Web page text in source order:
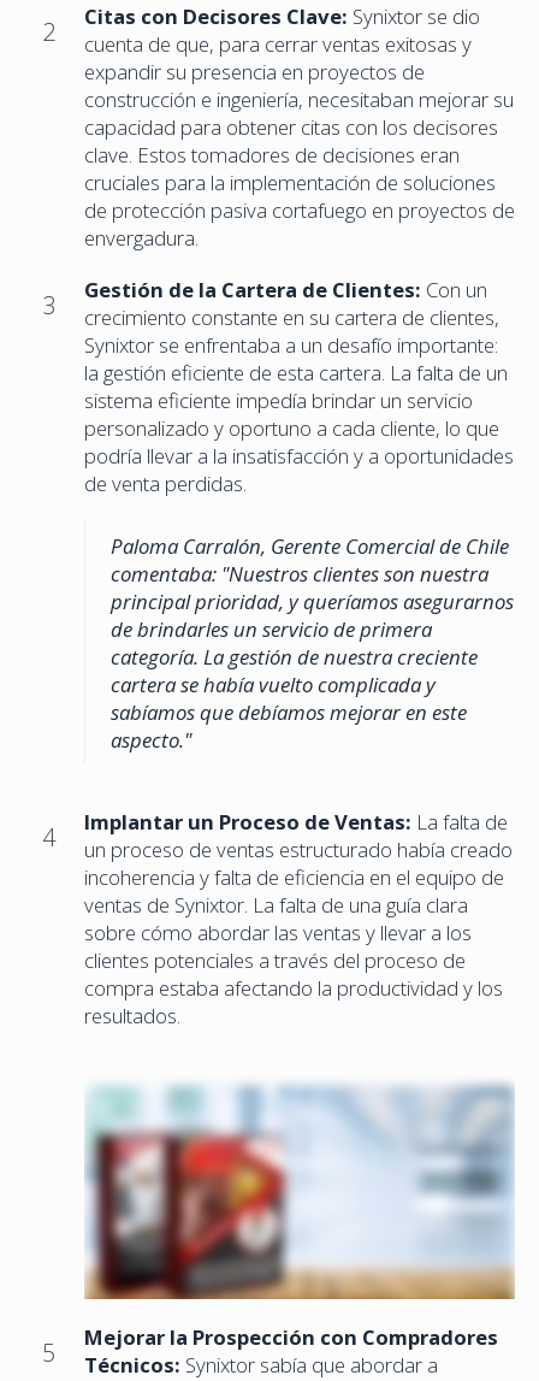
2 Citas con Decisores Clave: Synixtor se dio
cuenta de que, para cerrar ventas exitosas y
expandir su presencia en proyectos de
construcción e ingeniería, necesitaban mejorar su
capacidad para obtener citas con los decisores
clave. Estos tomadores de decisiones eran
cruciales para la implementación de soluciones
de protección pasiva cortafuego en proyectos de
envergadura.
3 Gestión de la Cartera de Clientes: Con un
crecimiento constante en su cartera de clientes,
Synixtor se enfrentaba a un desafío importante:
la gestión eficiente de esta cartera. La falta de un
sistema eficiente impedía brindar un servicio
personalizado y oportuno a cada cliente, lo que
podría llevar a la insatisfacción y a oportunidades
de venta perdidas.
Paloma Carralón, Gerente Comercial de Chile
comentaba: "Nuestros clientes son nuestra
principal prioridad, y queríamos asegurarnos
de brindarles un servicio de primera
categoría. La gestión de nuestra creciente
cartera se había vuelto complicada y
sabíamos que debíamos mejorar en este
aspecto."
4 Implantar un Proceso de Ventas: La falta de
un proceso de ventas estructurado había creado
incoherencia y falta de eficiencia en el equipo de
ventas de Synixtor. La falta de una guía clara
sobre cómo abordar las ventas y llevar a los
clientes potenciales a través del proceso de
compra estaba afectando la productividad y los
resultados.
5
Mejorar la Prospección con Compradores
Técnicos: Synixtor sabía que abordar a